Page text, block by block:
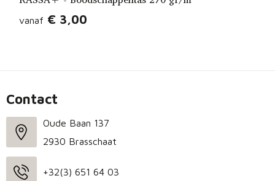
vanaf € 3,00
Contact
Oude Baan 137
2930 Brasschaat
+32(3) 651 64 03